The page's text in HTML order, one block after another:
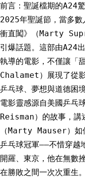
前言：聖誕檔期的A24
2025年聖誕節，當多數
衝直闖》（Marty
引爆話題。這部由A24
執導的電影，不僅讓「
Chalamet）展現了從
乒乓球、夢想與道德困
電影靈感源自美國乒乓
Reisman）的故事，講
（Marty Mauser）如
乒乓球冠軍——不惜穿越
開羅、東京，他在無數
在勝敗之間一次次重生。